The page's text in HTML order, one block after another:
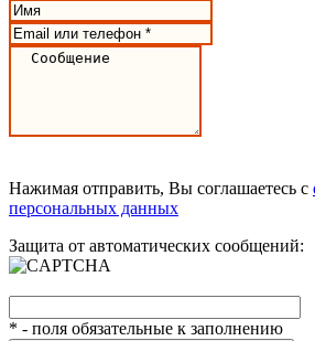
Нажимая отправить, Вы соглашаетесь с
персональных данных
Защита от автоматических сообщений:
* - поля обязательные к заполнению